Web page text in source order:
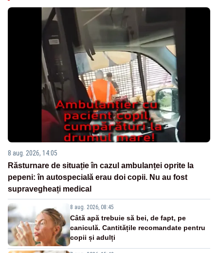
8 aug. 2026, 14:05
Răsturnare de situație în cazul ambulanței oprite la
pepeni: în autospecială erau doi copii. Nu au fost
supravegheați medical
8 aug. 2026, 08:45
Câtă apă trebuie să bei, de fapt, pe
caniculă. Cantitățile recomandate pentru
copii și adulți